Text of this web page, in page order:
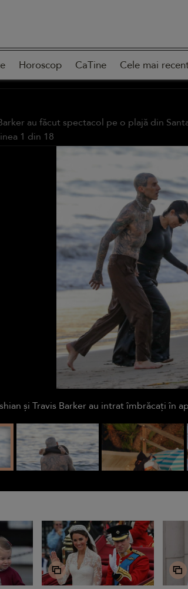
Horoscop CaTine Cele mai
au făcut spectacol pe o plajă din
1 din 18
și Travis Barker au intrat îmbrăcați în